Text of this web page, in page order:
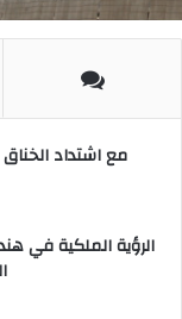
مع اشتداد